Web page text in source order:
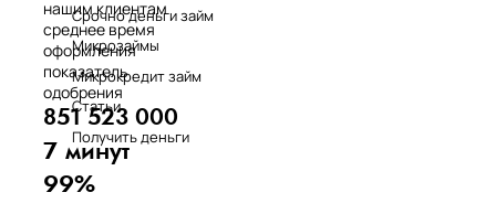
Срочно деньги займ
Микрозаймы
Микрокредит займ
Статьи
Получить деньги
нашим клиентам
среднее время
оформления
показатель
одобрения
851 523 000
7 минут
99%